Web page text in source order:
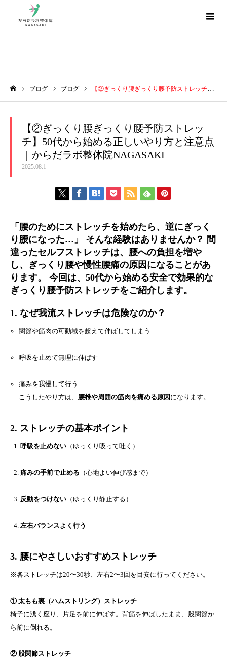
ブログ ブログ 【②ぎっくり腰ぎっくり腰予防ストレッチ】50代から始める正しいやり方と注意点｜からだラボ整体院NAGASAKI
【②ぎっくり腰ぎっくり腰予防ストレッ
チ】50代から始める正しいやり方と注意点
｜からだラボ整体院NAGASAKI
2025.08.1
「腰のためにストレッチを始めたら、逆にぎっく
り腰になった…」 そんな経験はありませんか？ 間
違ったセルフストレッチは、腰への負担を増や
し、ぎっくり腰や慢性腰痛の原因になることがあ
ります。 今回は、50代から始める安全で効果的な
ぎっくり腰予防ストレッチをご紹介します。
1. なぜ我流ストレッチは危険なのか？
関節や筋肉の可動域を超えて伸ばしてしまう
呼吸を止めて無理に伸ばす
痛みを我慢して行う
こうしたやり方は、 腰椎や周囲の筋肉を痛める原因 になります。
2. ストレッチの基本ポイント
呼吸を止めない（ゆっくり吸って吐く）
痛みの手前で止める （心地よい伸び感まで）
反動をつけない（ゆっくり静止する）
左右バランスよく行う
3. 腰にやさしいおすすめストレッチ
※各ストレッチは20〜30秒、左右2〜3回を目安に行ってください。
① 太もも裏（ハムストリング）ストレッチ
椅子に浅く座り、片足を前に伸ばす。背筋を伸ばしたまま、股関節か
ら前に倒れる。
② 股関節ストレッチ